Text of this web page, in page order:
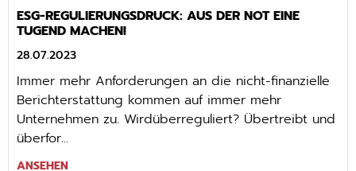
ESG-REGULIERUNGSDRUCK: AUS DER NOT EINE
TUGEND MACHEN!
28.07.2023
Immer mehr Anforderungen an die nicht-finanzielle
Berichterstattung kommen auf immer mehr
Unternehmen zu. Wirdüberreguliert? Übertreibt und
überfor...
ANSEHEN